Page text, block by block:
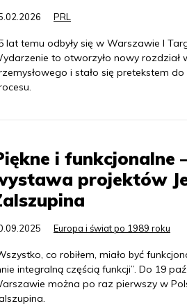
PRL
lat temu odbyły się w Warszawie I
to otworzyło nowy rozdział
i stało się pretekstem
i funkcjonalne
projektów
Europa i świat po 1989 roku
co robiłem, miało być
integralną częścią funkcji”. Do 19
można po raz pierwszy w